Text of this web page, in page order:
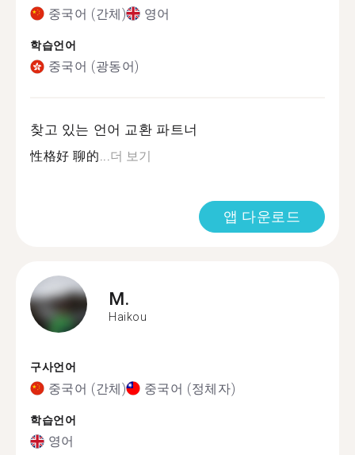
중국어 (간체) 영어
학습언어
중국어 (광동어)
찾고 있는 언어 교환 파트너
性格好 聊的...더 보기
앱 다운로드
M.
Haikou
구사언어
중국어 (간체) 중국어 (정체자)
학습언어
영어